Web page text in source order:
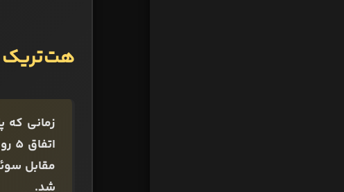
هت‌تریک پله 17 ساله در جام
شد.